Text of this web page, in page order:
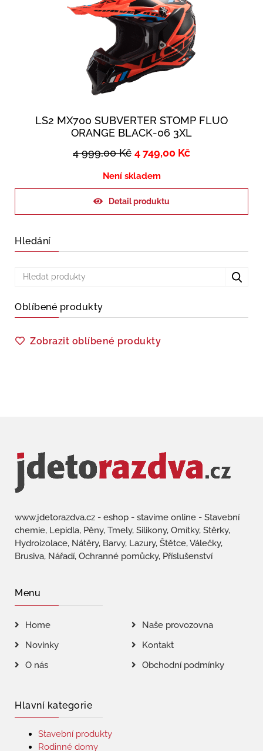
LS2 MX700 SUBVERTER STOMP FLUO
ORANGE BLACK-06 3XL
4 999,00Kč 4 749,00 Kč
Není skladem
Detail produktu
Hledání
Oblíbené produkty
Zobrazit oblíbené produkty
www.jdetorazdva.cz - eshop - stavíme online - Stavební
chemie, Lepidla, Pěny, Tmely, Silikony, Omítky, Stěrky,
Hydroizolace, Nátěry, Barvy, Lazury, Štětce, Válečky,
Brusiva, Nářadí, Ochranné pomůcky, Příslušenství
Menu
Home
Naše provozovna
Novinky
Kontakt
O nás
Obchodní podmínky
Hlavní kategorie
Stavební produkty
Rodinné domy